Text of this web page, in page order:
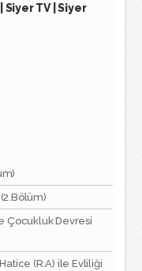
Siyer TV | Siyer
Çocukluk Devresi
(R.A) ile Evliliği